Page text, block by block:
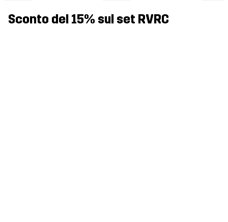
Sconto del 15% sul set RVRC